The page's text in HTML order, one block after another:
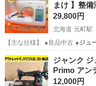
まけ 】整
29,800円
北海道 元町駅
【主な仕様】 ●良品中古 ●ジュ
北海道 札幌市 元町駅
ジャンク ジ
Primo アン
12,000円